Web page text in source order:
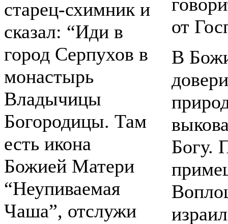
старец-схимник и
сказал: “Иди в
город Серпухов в
монастырь
Владычицы
Богородицы. Там
есть икона
Божией Матери
“Неупиваемая
Чаша”, отслужи
от
В
Богу.